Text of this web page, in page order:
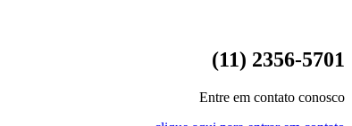
(11) 2356-5701
Entre em contato conosco